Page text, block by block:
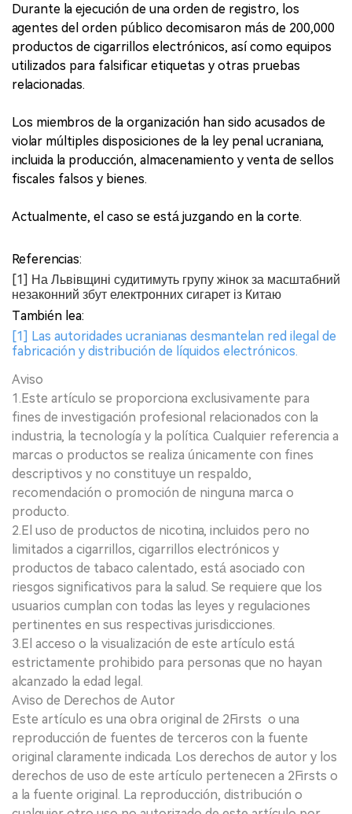
Durante la ejecución de una orden de registro, los
agentes del orden público decomisaron más de 200,000
productos de cigarrillos electrónicos, así como equipos
utilizados para falsificar etiquetas y otras pruebas
relacionadas.
Los miembros de la organización han sido acusados de
violar múltiples disposiciones de la ley penal ucraniana,
incluida la producción, almacenamiento y venta de sellos
fiscales falsos y bienes.
Actualmente, el caso se está juzgando en la corte.
Referencias:
[1] На Львівщині судитимуть групу жінок за масштабний
незаконний збут електронних сигарет із Китаю
También lea:
[1] Las autoridades ucranianas desmantelan red ilegal de
fabricación y distribución de líquidos electrónicos.
Aviso
1.Este artículo se proporciona exclusivamente para
fines de investigación profesional relacionados con la
industria, la tecnología y la política. Cualquier referencia a
marcas o productos se realiza únicamente con fines
descriptivos y no constituye un respaldo,
recomendación o promoción de ninguna marca o
producto.
2.El uso de productos de nicotina, incluidos pero no
limitados a cigarrillos, cigarrillos electrónicos y
productos de tabaco calentado, está asociado con
riesgos significativos para la salud. Se requiere que los
usuarios cumplan con todas las leyes y regulaciones
pertinentes en sus respectivas jurisdicciones.
3.El acceso o la visualización de este artículo está
estrictamente prohibido para personas que no hayan
alcanzado la edad legal.
Aviso de Derechos de Autor
Este artículo es una obra original de 2Firsts o una
reproducción de fuentes de terceros con la fuente
original claramente indicada. Los derechos de autor y los
derechos de uso de este artículo pertenecen a 2Firsts o
a la fuente original. La reproducción, distribución o